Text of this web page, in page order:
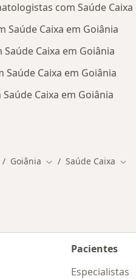
com Saúde Caixa
Saúde Caixa em Goiânia
Caixa em Goiânia
Caixa em Goiânia
Caixa em Goiânia
de cidade
Goiânia Mudar de cidade
Saúde Caixa
Pacientes
Especialistas